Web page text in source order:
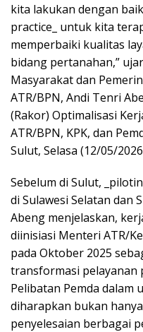
kita lakukan dengan
practice_ untuk kita
memperbaiki kualitas
bidang pertanahan,”
Masyarakat dan
ATR/BPN, Andi Tenri
(Rakor) Optimalisasi
ATR/BPN, KPK, dan
Sulut, Selasa (12/05/
Sebelum di Sulut,
di Sulawesi Selatan dan
Abeng menjelaskan,
diinisiasi Menteri ATR/
pada Oktober 2025
transformasi pelayanan
Pelibatan Pemda dalam
diharapkan bukan
penyelesaian berbagai